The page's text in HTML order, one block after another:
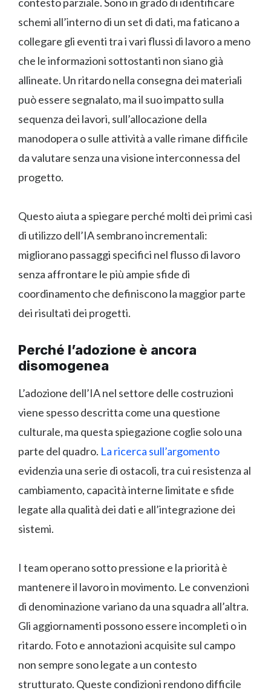
contesto parziale. Sono in grado di identificare
schemi all’interno di un set di dati, ma faticano a
collegare gli eventi tra i vari flussi di lavoro a meno
che le informazioni sottostanti non siano già
allineate. Un ritardo nella consegna dei materiali
può essere segnalato, ma il suo impatto sulla
sequenza dei lavori, sull’allocazione della
manodopera o sulle attività a valle rimane difficile
da valutare senza una visione interconnessa del
progetto.
Questo aiuta a spiegare perché molti dei primi casi
di utilizzo dell’IA sembrano incrementali:
migliorano passaggi specifici nel flusso di lavoro
senza affrontare le più ampie sfide di
coordinamento che definiscono la maggior parte
dei risultati dei progetti.
Perché l’adozione è ancora
disomogenea
L’adozione dell’IA nel settore delle costruzioni
viene spesso descritta come una questione
culturale, ma questa spiegazione coglie solo una
parte del quadro. La ricerca sull’argomento
evidenzia una serie di ostacoli, tra cui resistenza al
cambiamento, capacità interne limitate e sfide
legate alla qualità dei dati e all’integrazione dei
sistemi.
I team operano sotto pressione e la priorità è
mantenere il lavoro in movimento. Le convenzioni
di denominazione variano da una squadra all’altra.
Gli aggiornamenti possono essere incompleti o in
ritardo. Foto e annotazioni acquisite sul campo
non sempre sono legate a un contesto
strutturato. Queste condizioni rendono difficile